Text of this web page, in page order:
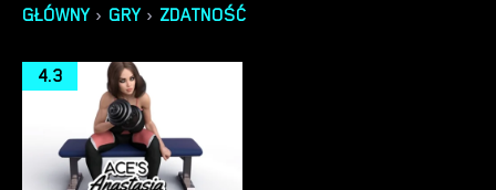
GŁÓWNY › GRY › ZDATNOŚĆ
4.3